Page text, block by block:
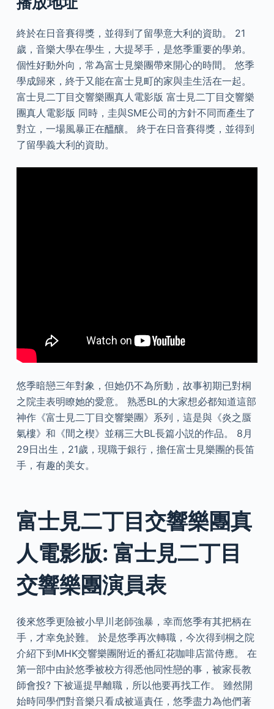
終於在日音賽得獎，並得到了留學意大利的資助。 21
歲，音樂大學在學生，大提琴手，是悠季重要的學弟。
個性好動外向，常為富士見樂團帶來開心的時間。 悠季
學成歸來，終于又能在富士見町的家與圭生活在一起。
富士見二丁目交響樂團真人電影版 富士見二丁目交響樂
團真人電影版 同時，圭與SME公司的方針不同而產生了
對立，一場風暴正在醞釀。 終于在日音賽得獎，並得到
了留學義大利的資助。
悠季暗戀三年對象，但她仍不為所動，故事初期已對桐
之院圭表明瞭她的愛意。 熟悉BL的大家想必都知道這部
神作《富士見二丁目交響樂團》系列，這是與《炎之蜃
氣樓》和《間之楔》並稱三大BL長篇小説的作品。 8月
29日出生，21歲，現職于銀行，擔任富士見樂團的長笛
手，有趣的美女。
富士見二丁目交響樂團真
人電影版: 富士見二丁目
交響樂團演員表
後來悠季更險被小早川老師強暴，幸而悠季有其把柄在
手，才幸免於難。 於是悠季再次轉職，今次得到桐之院
介紹下到MHK交響樂團附近的番紅花咖啡店當侍應。 在
第一部中由於悠季被校方得悉他同性戀的事，被家長教
師會投? 下被逼提早離職，所以他要再找工作。 雖然開
始時同學們對音樂只看成被逼責任，悠季盡力為他們著